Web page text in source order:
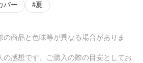
バー 夏
商品と色味等が異なる場合がありま
感想です。ご購入の際の目安としてお